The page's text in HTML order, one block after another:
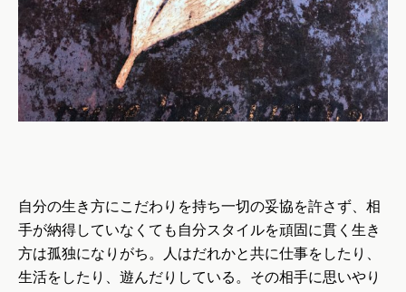
自分の生き方にこだわりを持ち一切の妥協を許さず、相
手が納得していなくても自分スタイルを頑固に貫く生き
方は孤独になりがち。人はだれかと共に仕事をしたり、
生活をしたり、遊んだりしている。その相手に思いやり